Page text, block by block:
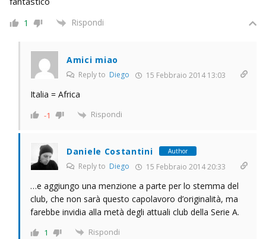
1 Rispondi
Amici miao
Reply to Diego 15 Febbraio 2014 13:03
Italia = Africa
-1 Rispondi
Daniele Costantini Author
Reply to Diego 15 Febbraio 2014 20:33
…e aggiungo una menzione a parte per lo stemma del
club, che non sarà questo capolavoro d’originalità, ma
farebbe invidia alla metà degli attuali club della Serie A.
1 Rispondi